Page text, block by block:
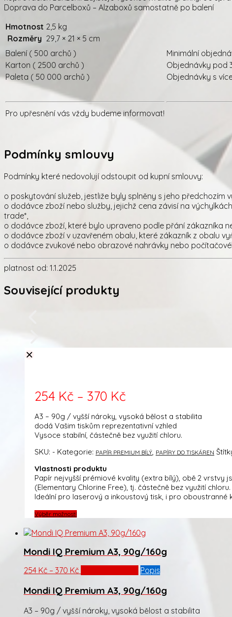
Doprava do Parcelboxů – Alzaboxů samostatně po balení
Hmotnost 2,5 kg
Rozměry 29,7 × 21 × 5 cm
Balení ( 500 archů )
Minimální
Karton ( 2500 archů )
Objednávky pod
Paleta ( 50 000 archů )
Objednávky s
Pro upřesnění vás vždy budeme informovat!
Podmínky smlouvy
Podmínky které nedovolují odstoupit od kupní smlouvy:
o poskytování služeb, jestliže byly splněny s jeho předchozím
o dodávce zboží nebo služby, jejichž cena závisí na
trade*,
o dodávce zboží, které bylo upraveno podle přání zákazníka
o dodávce zboží v uzavřeném obalu, které zákazník z obalu
o dodávce zvukové nebo obrazové nahrávky nebo
platnost od: 1.1.2025
Související produkty
254 Kč – 370 KčRozpětí
cen:
254 Kč
370 Kč
A3 – 90g / vyšší nároky, vysoká bělost a stabilita
dodá Vašim tiskům reprezentativní vzhled
Vysoce stabilní, částečně bez využití chloru.
SKU: - Kategorie: PAPÍR PREMIUM BÍLÝ, PAPÍRY DO TISKÁREN
Vlastnosti produktu
Papír nejvyšší prémiové kvality (extra bílý), obě 2 vrstvy
(Elementary Chlorine Free), tj. částečně bez využití chloru.
Ideální pro laserový a inkoustový tisk, i pro
Výběr možnostíTento
má
variant.
lze
na
stránce
produktu
Mondi IQ Premium A3, 90g/160g
254 Kč – 370 KčRozpětí
254 Kč
370 Kč
Tento
má
variant.
Popis
Mondi IQ Premium A3, 90g/160g
A3 – 90g / vyšší nároky, vysoká bělost a stabilita